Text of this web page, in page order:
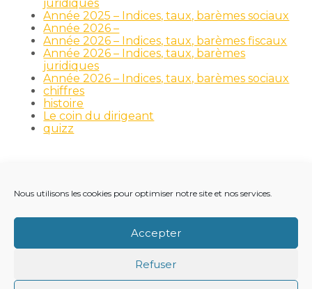
Nous utilisons les cookies pour optimiser notre site et nos services.
Accepter
Refuser
juridiques
Année 2025 – Indices, taux, barèmes sociaux
Année 2026 –
Année 2026 – Indices, taux, barèmes fiscaux
Année 2026 – Indices, taux, barèmes
juridiques
Année 2026 – Indices, taux, barèmes sociaux
chiffres
histoire
Le coin du dirigeant
quizz
Principale
RECRUTEMENT
NOTRE ACTUALITÉ
VIE DU CABINET
CONTACT